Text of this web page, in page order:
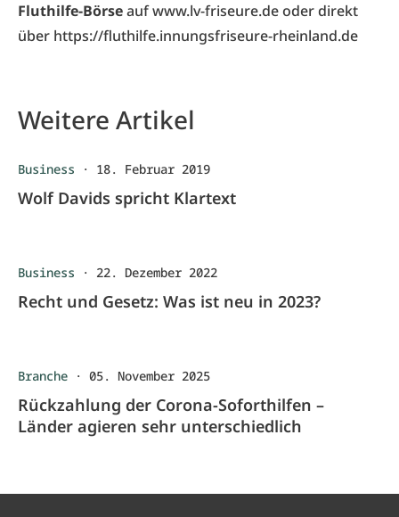
Fluthilfe-Börseaufwww.lv-friseure.deoder direkt
über https://fluthilfe.innungsfriseure-rheinland.de
Weitere Artikel
Business · 18. Februar 2019
Wolf Davids spricht Klartext
Business · 22. Dezember 2022
Recht und Gesetz: Was ist neu in 2023?
Branche · 05. November 2025
Rückzahlung der Corona-Soforthilfen –
Länder agieren sehr unterschiedlich